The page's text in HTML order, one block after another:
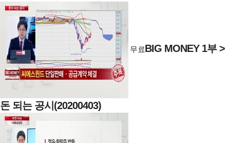
무료BIG MONEY 1부 >
돈 되는 공시(20200403)